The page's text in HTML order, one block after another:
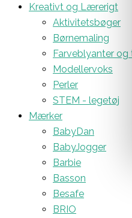
Kreativt og Lærerigt
Aktivitetsbøger
Børnemaling
Farveblyanter og
Modellervoks
Perler
STEM - legetøj
Mærker
BabyDan
BabyJogger
Barbie
Basson
Besafe
BRIO